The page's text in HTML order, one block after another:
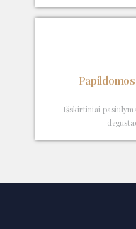
Išskirtiniai